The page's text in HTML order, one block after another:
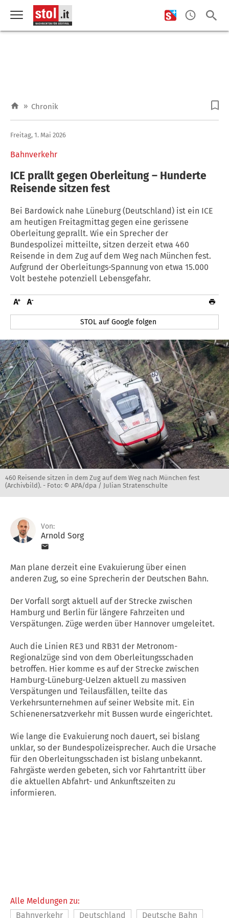
» Chronik
Bahnverkehr
Freitag, 1. Mai 2026
ICE prallt gegen Oberleitung – Hunderte
Reisende sitzen fest
Bei Bardowick nahe Lüneburg (Deutschland) ist ein ICE
am heutigen Freitagmittag gegen eine gerissene
Oberleitung geprallt. Wie ein Sprecher der
Bundespolizei mitteilte, sitzen derzeit etwa 460
Reisende in dem Zug auf dem Weg nach München fest.
Aufgrund der Oberleitungs-Spannung von etwa 15.000
Volt bestehe potenziell Lebensgefahr.
STOL auf Google folgen
460 Reisende sitzen in dem Zug auf dem Weg nach München fest
(Archivbild). - Foto: © APA/dpa / Julian Stratenschulte
Von:
Arnold Sorg
Man plane derzeit eine Evakuierung über einen
anderen Zug, so eine Sprecherin der Deutschen Bahn.
Der Vorfall sorgt aktuell auf der Strecke zwischen
Hamburg und Berlin für längere Fahrzeiten und
Verspätungen. Züge werden über Hannover umgeleitet.
Auch die Linien RE3 und RB31 der Metronom-
Regionalzüge sind von dem Oberleitungsschaden
betroffen. Hier komme es auf der Strecke zwischen
Hamburg-Lüneburg-Uelzen aktuell zu massiven
Verspätungen und Teilausfällen, teilte das
Verkehrsunternehmen auf seiner Website mit. Ein
Schienenersatzverkehr mit Bussen wurde eingerichtet.
Wie lange die Evakuierung noch dauert, sei bislang
unklar, so der Bundespolizeisprecher. Auch die Ursache
für den Oberleitungsschaden ist bislang unbekannt.
Fahrgäste werden gebeten, sich vor Fahrtantritt über
die aktuellen Abfahrt- und Ankunftszeiten zu
informieren.
Alle Meldungen zu:
Bahnverkehr
Deutschland Deutsche Bahn